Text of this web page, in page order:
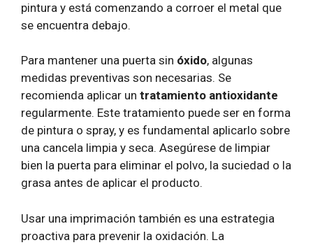
pintura y está comenzando a corroer el metal que
se encuentra debajo.
Para mantener una puerta sin óxido, algunas
medidas preventivas son necesarias. Se
recomienda aplicar un tratamiento antioxidante
regularmente. Este tratamiento puede ser en forma
de pintura o spray, y es fundamental aplicarlo sobre
una cancela limpia y seca. Asegúrese de limpiar
bien la puerta para eliminar el polvo, la suciedad o la
grasa antes de aplicar el producto.
Usar una imprimación también es una estrategia
proactiva para prevenir la oxidación. La